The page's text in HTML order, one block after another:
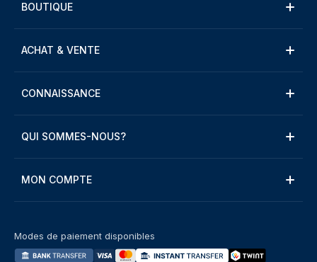
BOUTIQUE
ACHAT & VENTE
CONNAISSANCE
QUI SOMMES-NOUS?
MON COMPTE
Modes de paiement disponibles